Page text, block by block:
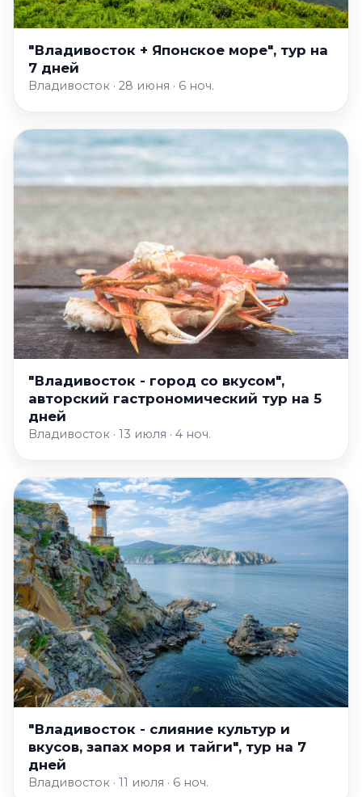
"Владивосток + Японское море", тур на
7 дней
Владивосток · 28 июня · 6 ноч.
"Владивосток - город со вкусом",
авторский гастрономический тур на 5
дней
Владивосток · 13 июля · 4 ноч.
"Владивосток - слияние культур и
вкусов, запах моря и тайги", тур на 7
дней
Владивосток · 11 июля · 6 ноч.